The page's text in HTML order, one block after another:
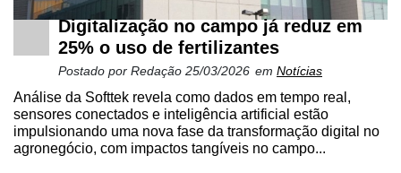
Digitalização no campo já reduz em
25% o uso de fertilizantes
Postado por Redação 25/03/2026 em Notícias
Análise da Softtek revela como dados em tempo real,
sensores conectados e inteligência artificial estão
impulsionando uma nova fase da transformação digital no
agronegócio, com impactos tangíveis no campo...